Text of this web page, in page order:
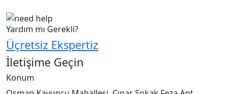
Yardım mı Gerekli?
Üçretsiz Ekspertiz
İletişime Geçin
Konum